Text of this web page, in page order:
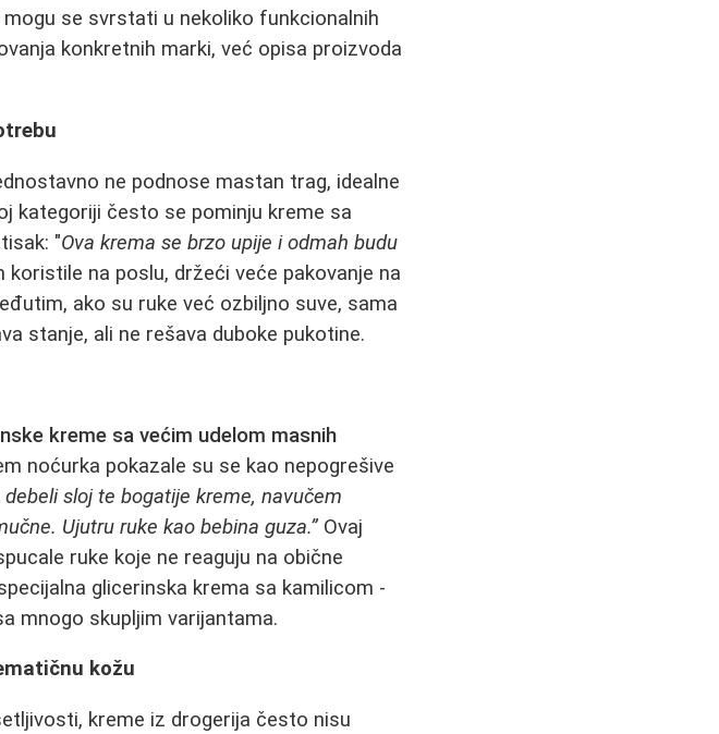
se svrstati u nekoliko funkcionalnih
konkretnih marki, već opisa proizvoda
ne podnose mastan trag, idealne
kategoriji često se pominju kreme sa
"Ova krema se brzo upije i odmah budu
koristile na poslu, držeći veće pakovanje na
ako su ruke već ozbiljno suve, sama
stanje, ali ne rešava duboke pukotine.
kreme sa većim udelom masnih
noćurka pokazale su se kao nepogrešive
debeli sloj te bogatije kreme, navučem
Ujutru ruke kao bebina guza.”Ovaj
ruke koje ne reaguju na obične
glicerinska krema sa kamilicom -
mnogo skupljim varijantama.
kožu
kreme iz drogerija često nisu